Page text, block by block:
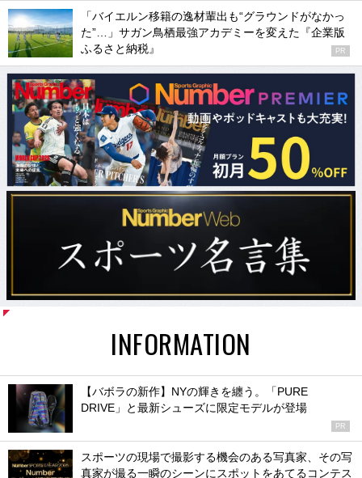
「バイエルン移籍の逸材輩出も“グラウンドがなかっ
た”…」サガン鳥栖最強アカデミーを変えた『企業版
ふるさと納税』
PR
INFORMATION
【バボラの新作】NYの輝きを纏う。「PURE
DRIVE」と最新シューズに限定モデルが登場
PR
スポーツの現場で撮影する機会のある写真家、その写
真家が撮る一瞬のシーンにスポットをあてるコンテス